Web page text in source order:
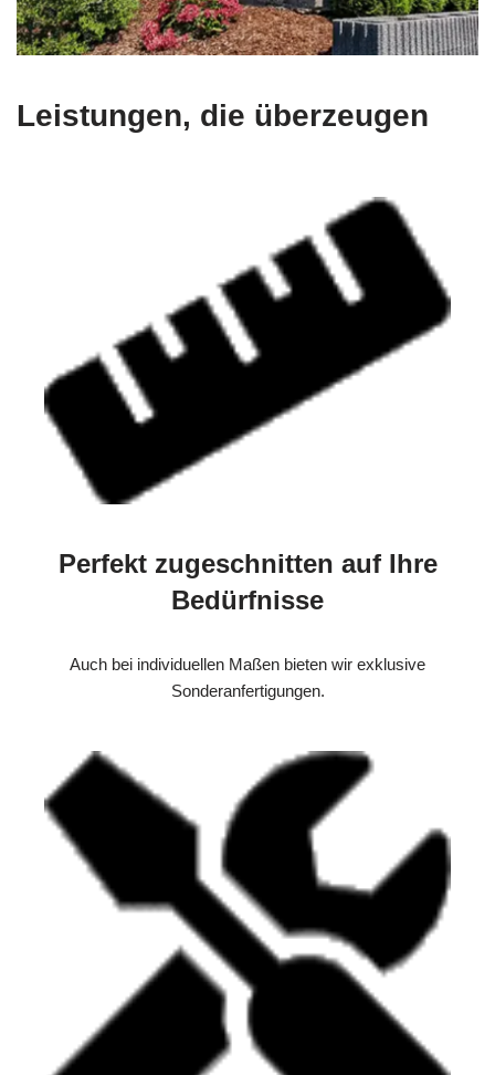
Leistungen, die überzeugen
Perfekt zugeschnitten auf Ihre
Bedürfnisse
Auch bei individuellen Maßen bieten wir exklusive
Sonderanfertigungen.